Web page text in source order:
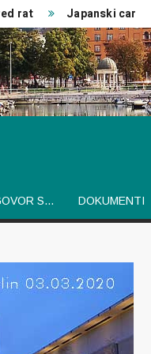
Japanski car
S… DOKUMENTI